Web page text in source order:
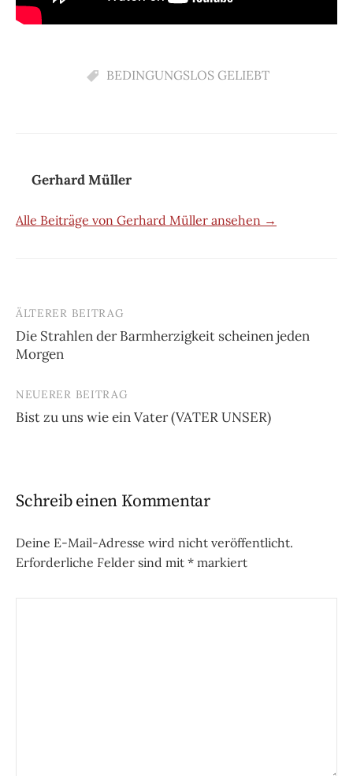
BEDINGUNGSLOS GELIEBT
Gerhard Müller
Alle Beiträge von Gerhard Müller ansehen →
Beitrags-
Navigation
ÄLTERER BEITRAG
Die Strahlen der Barmherzigkeit scheinen jeden
Morgen
NEUERER BEITRAG
Bist zu uns wie ein Vater (VATER UNSER)
Schreib einen Kommentar
Deine E-Mail-Adresse wird nicht veröffentlicht.
Erforderliche Felder sind mit * markiert